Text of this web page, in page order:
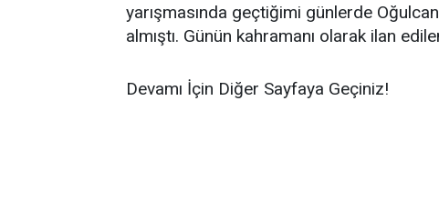
yarışmasında geçtiğimi günlerde
almıştı. Günün kahramanı olarak ilan
Devamı İçin Diğer Sayfaya Geçiniz!